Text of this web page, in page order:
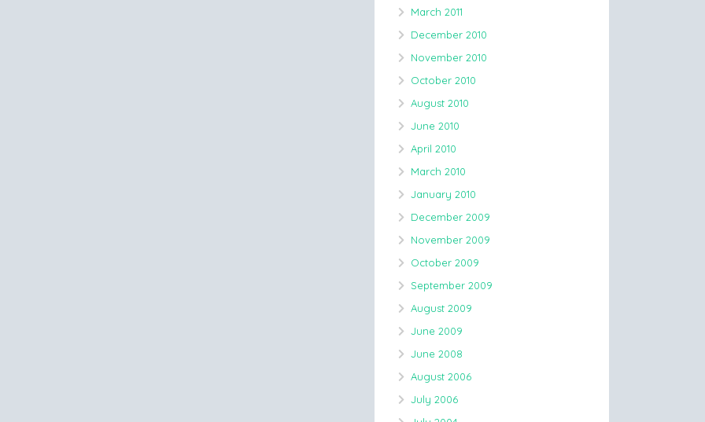
March 2011
December 2010
November 2010
October 2010
August 2010
June 2010
April 2010
March 2010
January 2010
December 2009
November 2009
October 2009
September 2009
August 2009
June 2009
June 2008
August 2006
July 2006